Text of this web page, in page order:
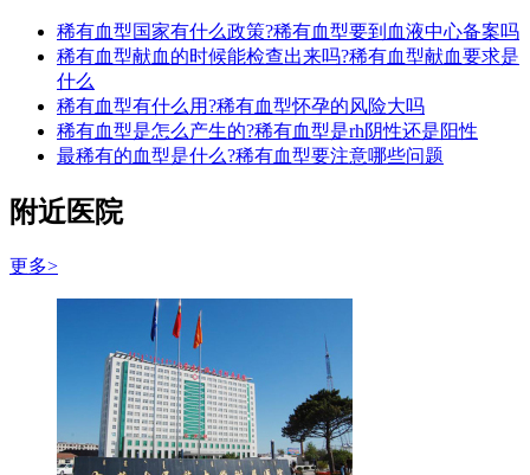
稀有血型国家有什么政策?稀有血型要到血液中心备案吗
稀有血型献血的时候能检查出来吗?稀有血型献血要求是
什么
稀有血型有什么用?稀有血型怀孕的风险大吗
稀有血型是怎么产生的?稀有血型是rh阴性还是阳性
最稀有的血型是什么?稀有血型要注意哪些问题
附近医院
更多>